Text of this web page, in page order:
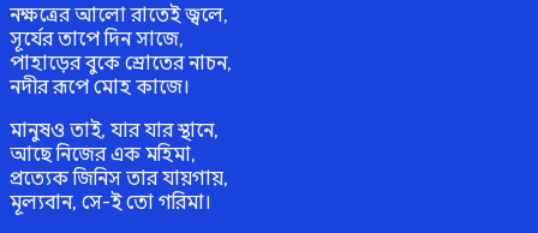
নক্ষত্রের আলো রাতেই জ্বলে,
সূর্যের তাপে দিন সাজে,
পাহাড়ের বুকে স্রোতের নাচন,
নদীর রূপে মোহ কাজে।
মানুষও তাই, যার যার স্থানে,
আছে নিজের এক মহিমা,
প্রত্যেক জিনিস তার যায়গায়,
মূল্যবান, সে-ই তো গরিমা।